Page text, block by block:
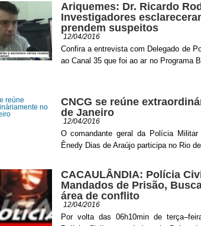
Ariquemes: Dr. Ricardo
Investigadores
prendem suspeitos
12/04/2016
Confira a entrevista com Delegado de
ao Canal 35 que foi ao ar no Programa
CNCG se reúne
de Janeiro
12/04/2016
O comandante geral da Polícia Militar
Ênedy Dias de Araújo participa no Rio
CACAULÂNDIA: Polícia
Mandados de Prisão,
área de conflito
12/04/2016
Por volta das 06h10min de